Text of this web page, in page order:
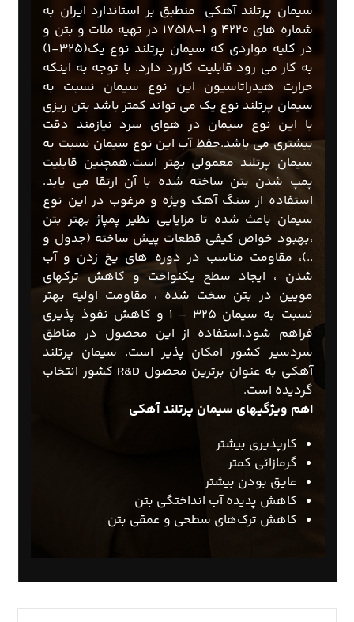
سیمان پرتلند آهکی منطبق بر استاندارد ایران به
شماره های ۴۲۲۰ و ۱-۱۷۵۱۸ در تهیه ملات و بتن و
در کلیه مواردی که سیمان پرتلند نوع یک(۳۲۵-۱)
به کار می رود قابلیت کاررد دارد. با توجه به اینکه
حرارت هیدراتاسیون این نوع سیمان نسبت به
سیمان پرتلند نوع یک می تواند کمتر باشد بتن ریزی
با این نوع سیمان در هوای سرد نیازمند دقت
بیشتری می باشد.حفظ آب این نوع سیمان نسبت به
سیمان پرتلند معمولی بهتر است.همچنین قابلیت
پمپ شدن بتن ساخته شده با آن ارتقا می یابد.
استفاده از سنگ آهک ویژه و مرغوب در این نوع
سیمان باعث شده تا مزایایی نظیر پمپاژ بهتر بتن
،بهبود خواص کیفی قطعات پیش ساخته (جدول و
..)، مقاومت مناسب در دوره های یخ زدن و آب
شدن ، ایجاد سطح یکنواخت و کاهش ترکهای
مویین در بتن سخت شده ، مقاومت اولیه بهتر
نسبت به سیمان ۳۲۵ – ۱ و کاهش نفوذ پذیری
فراهم شود.استفاده از این محصول در مناطق
سردسیر کشور امکان پذیر است. سیمان پرتلند
آهکی به عنوان برترین محصول R&D کشور انتخاب
گردیده است.
اهم ویژگیهای سیمان پرتلند آهکی
کارپذیری بیشتر
گرمازائی کمتر
عایق بودن بیشتر
کاهش پدیده آب انداختگی بتن
کاهش ترک‌های سطحی و عمقی بتن